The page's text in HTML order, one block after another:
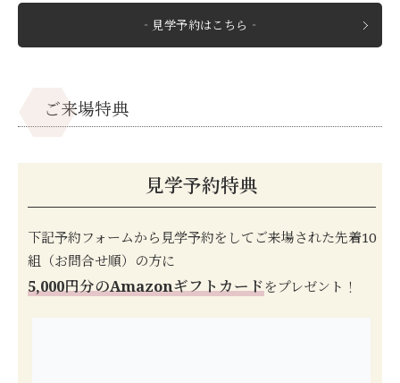
‐見学予約はこちら‐
ご来場特典
見学予約特典
下記予約フォームから見学予約をしてご来場された先着10
組（お問合せ順）の方に
5,000円分のAmazonギフトカードをプレゼント！